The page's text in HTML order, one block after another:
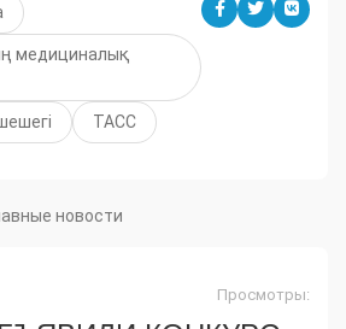
медициналық
ТАСС
новости
Просмотры: